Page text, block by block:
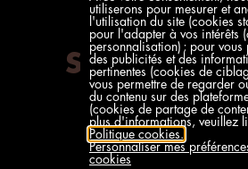
utiliserons pour mesurer et
l'utilisation du site (cookies
pour l'adapter à vos intérêts
personnalisation) ; pour vous
des publicités et des
pertinentes (cookies de
vous permettre de regarder
du contenu sur des
(cookies de partage de
plus d'informations, veuillez
Politique cookies.
Personnaliser mes
cookies
SAVEUR
EN BRIQUE